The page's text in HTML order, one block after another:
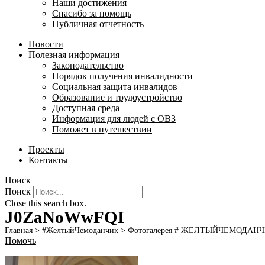
Наши достижения
Спасибо за помощь
Публичная отчетность
Новости
Полезная информация
Законодательство
Порядок получения инвалидности
Социальная защита инвалидов
Образование и трудоустройство
Доступная среда
Информация для людей с ОВЗ
Поможет в путешествии
Проекты
Контакты
Поиск
Поиск
Close this search box.
J0ZaNoWwFQI
Главная > #ЖелтыйЧемоданчик > Фотогалерея #
Помочь